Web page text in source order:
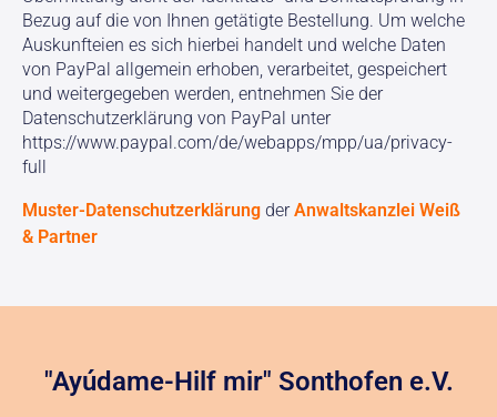
Bezug auf die von Ihnen getätigte Bestellung. Um welche
Auskunfteien es sich hierbei handelt und welche Daten
von PayPal allgemein erhoben, verarbeitet, gespeichert
und weitergegeben werden, entnehmen Sie der
Datenschutzerklärung von PayPal unter
https://www.paypal.com/de/webapps/mpp/ua/privacy-
full
Muster-Datenschutzerklärung derAnwaltskanzlei Weiß
& Partner
"Ayúdame-Hilf mir" Sonthofen e.V.